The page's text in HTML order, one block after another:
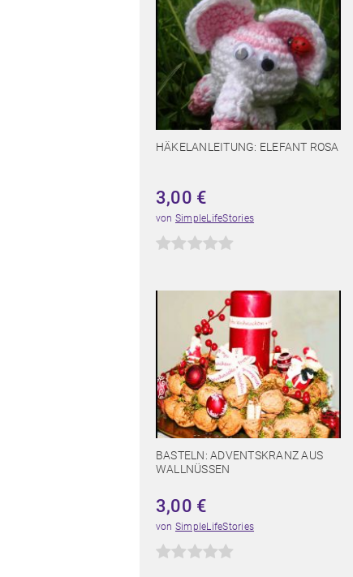
HÄKELANLEITUNG: ELEFANT ROSA
3,00 €
von SimpleLifeStories
BASTELN: ADVENTSKRANZ AUS
WALLNÜSSEN
3,00 €
von SimpleLifeStories